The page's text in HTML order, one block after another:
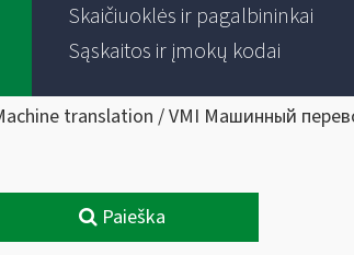
Skaičiuoklės ir pagalbininkai
Sąskaitos ir įmokų kodai
translation / VMI Машинный
Paieška